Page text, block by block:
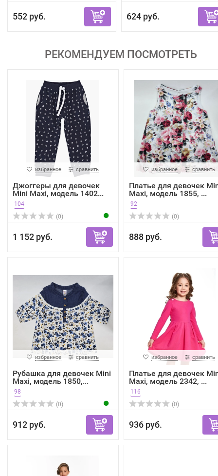
552 руб. 624 руб.
РЕКОМЕНДУЕМ ПОСМОТРЕТЬ
избранное сравнить
Джоггеры для девочек
Mini Maxi, модель 1402...
104
(0)
1 152 руб.
избранное сравнить
Платье для девочек
Maxi, модель 1855, ...
92
(0)
888 руб.
избранное сравнить
Рубашка для девочек Mini
Maxi, модель 1850,...
98
(0)
912 руб.
избранное сравнить
Платье для девочек
Maxi, модель 2342, ...
116
(0)
936 руб.